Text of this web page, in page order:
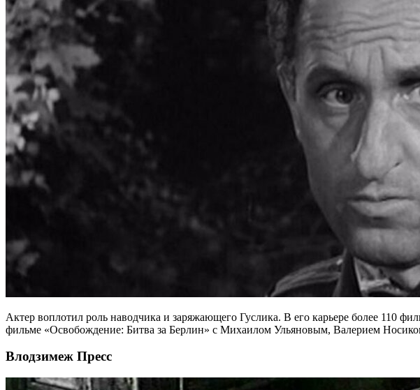
Актер воплотил роль наводчика и заряжающего Гуслика. В его карьере более 110
фильме «Освобождение: Битва за Берлин» с Михаилом Ульяновым, Валерием
Влодзимеж Пресс